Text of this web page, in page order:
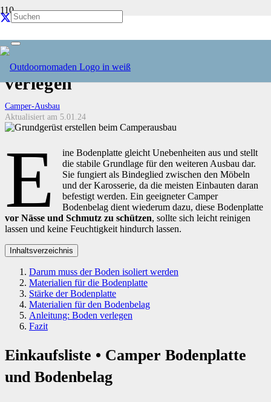
Bodenbelag einbauen &
verlegen
Camper-Ausbau
Aktualisiert am 5.01.24
E
ine Bodenplatte gleicht Unebenheiten aus und stellt
die stabile Grundlage für den weiteren Ausbau dar.
Sie fungiert als Bindeglied zwischen den Möbeln
und der Karosserie, da die meisten Einbauten daran
befestigt werden. Ein geeigneter Camper
Bodenbelag dient wiederum dazu, diese Bodenplatte
vor Nässe und Schmutz zu schützen, sollte sich leicht reinigen
lassen und keine Feuchtigkeit hindurch lassen.
Inhaltsverzeichnis
Darum muss der Boden isoliert werden
Materialien für die Bodenplatte
Stärke der Bodenplatte
Materialien für den Bodenbelag
Anleitung: Boden verlegen
Fazit
Einkaufsliste • Camper Bodenplatte
und Bodenbelag